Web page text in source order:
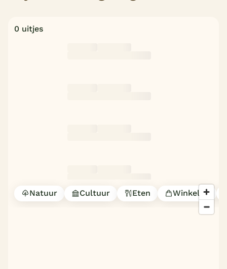
0 uitjes
Natuur Cultuur Eten Winkelen